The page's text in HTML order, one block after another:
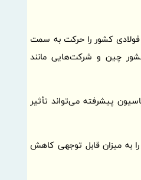
کشور را حرکت به سمت
کشور چین و شرکت‌هایی مانند
پیشرفته می‌تواند تأثیر
را به میزان قابل توجهی کاهش